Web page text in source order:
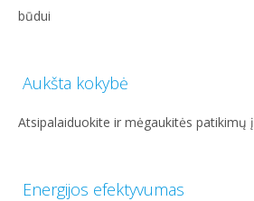
būdui
Aukšta kokybė
Atsipalaiduokite ir mėgaukitės patikimų
Energijos efektyvumas